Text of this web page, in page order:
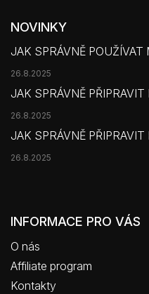
NOVINKY
JAK SPRÁVNĚ POUŽÍVAT
26.8.2025
JAK SPRÁVNĚ
26.8.2025
JAK SPRÁVNĚ
26.8.2025
INFORMACE PRO VÁS
O nás
Affiliate program
Kontakty